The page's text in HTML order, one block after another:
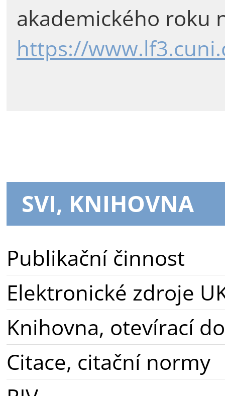
akademického roku
https://
SVI, KNIHOVNA
Publikační činnost
Elektronické zdroje
Knihovna, otevírací
Citace, citační normy